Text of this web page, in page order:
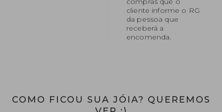
cliente informe o RG
da pessoa que
receberá a
encomenda.
COMO FICOU SUA JÓIA? QUEREMOS